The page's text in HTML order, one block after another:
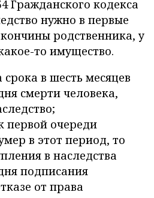
Гражданского кодекса
нужно в первые
родственника, у
то имущество.
в шесть месяцев
смерти человека,
первой очереди
в этот период, то
в наследства
подписания
от права